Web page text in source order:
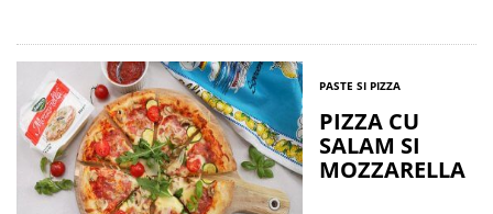
PASTE SI PIZZA
PIZZA CU
SALAM SI
MOZZARELLA